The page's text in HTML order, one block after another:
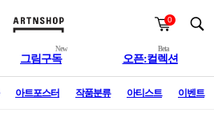
0
New
그림구독
Beta
오픈:컬렉션
아트포스터 작품분류 아티스트 이벤트